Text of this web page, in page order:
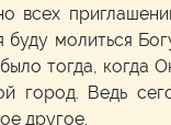
всех
молиться
тогда, когда
город. Ведь
другое.